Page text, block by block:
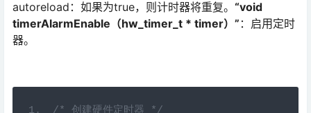
autoreload：如果为true，则计时器将重复。 “void
timerAlarmEnable（hw_timer_t * timer）” ：启用定时
器。
/* 创建硬件定时器 */